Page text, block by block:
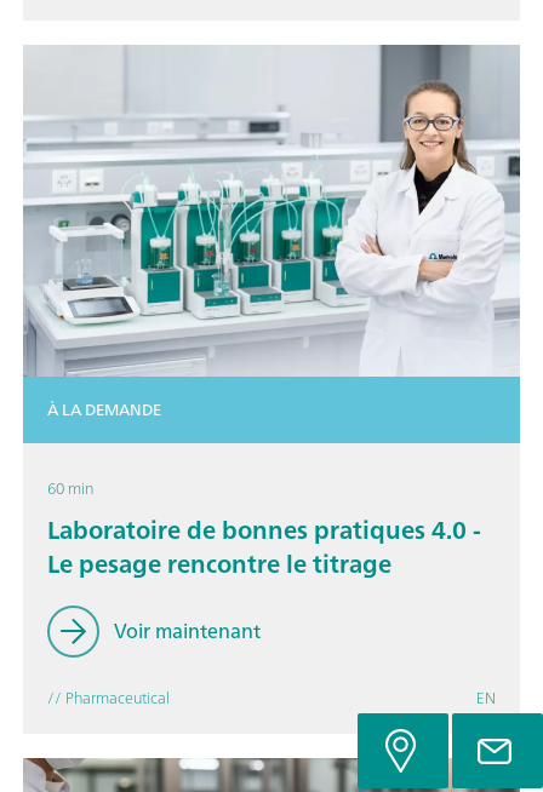
À LA DEMANDE
60 min
Laboratoire de bonnes pratiques 4.0 -
Le pesage rencontre le titrage
Voir maintenant
// Pharmaceutical EN